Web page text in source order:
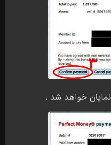
نمایان خواهد شد .